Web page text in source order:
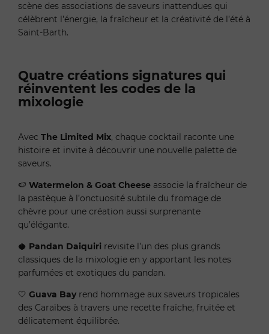
scène des associations de saveurs inattendues qui
célèbrent l’énergie, la fraîcheur et la créativité de l’été à
Saint-Barth.
Quatre créations signatures qui
réinventent les codes de la
mixologie
Avec The Limited Mix, chaque cocktail raconte une
histoire et invite à découvrir une nouvelle palette de
saveurs.
🍉 Watermelon & Goat Cheese associe la fraîcheur de
la pastèque à l’onctuosité subtile du fromage de
chèvre pour une création aussi surprenante
qu’élégante.
🥥 Pandan Daiquiri revisite l’un des plus grands
classiques de la mixologie en y apportant les notes
parfumées et exotiques du pandan.
🤍 Guava Bay rend hommage aux saveurs tropicales
des Caraïbes à travers une recette fraîche, fruitée et
délicatement équilibrée.